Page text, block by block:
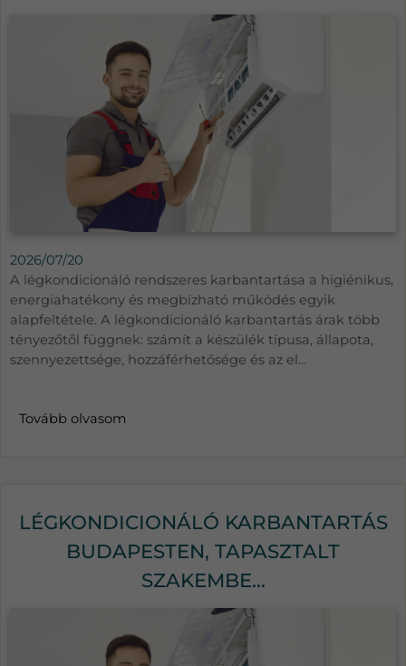
2026/07/20
A légkondicionáló rendszeres karbantartása a higiénikus,
energiahatékony és megbízható működés egyik
alapfeltétele. A légkondicionáló karbantartás árak több
tényezőtől függnek: számít a készülék típusa, állapota,
szennyezettsége, hozzáférhetősége és az el...
Tovább olvasom
LÉGKONDICIONÁLÓ KARBANTARTÁS
BUDAPESTEN, TAPASZTALT
SZAKEMBE...